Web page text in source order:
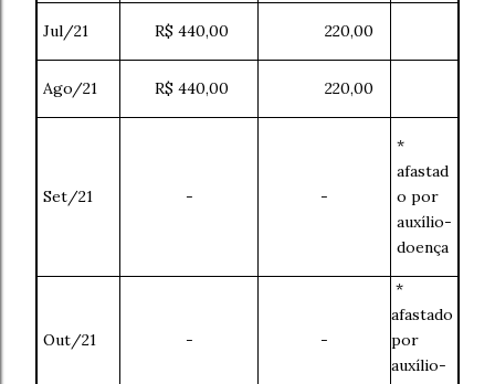
Jul/21 R$ 440,00 220,00
Ago/21 R$ 440,00 220,00
Set/21 - -
*
afastad
o por
auxílio-
doença
Out/21 - -
*
afastado
por
auxílio-